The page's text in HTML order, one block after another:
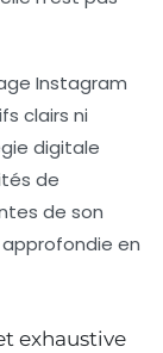
Instagram
clairs ni
digitale
de
de son
en
exhaustive